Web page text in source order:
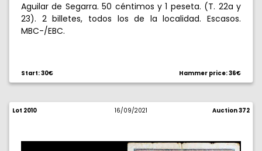
Aguilar de Segarra. 50 céntimos y 1 peseta. (T. 22a y
23). 2 billetes, todos los de la localidad. Escasos.
MBC-/EBC.
Start: 30€ Hammer price: 36€
Lot 2010 16/09/2021 Auction 372